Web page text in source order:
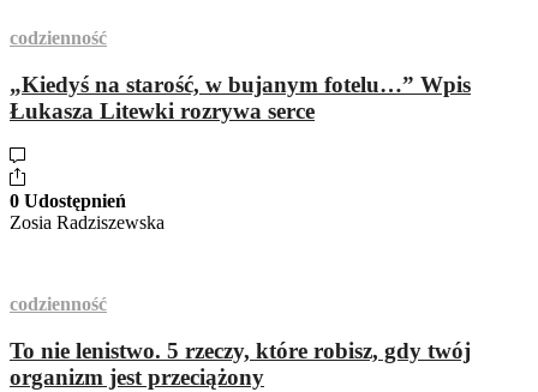
codzienność
„Kiedyś na starość, w bujanym fotelu…” Wpis
Łukasza Litewki rozrywa serce
0 Udostępnień
Zosia Radziszewska
codzienność
To nie lenistwo. 5 rzeczy, które robisz, gdy twój
organizm jest przeciążony